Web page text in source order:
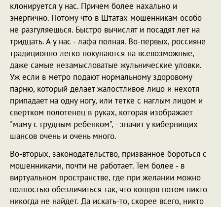
клонируется у нас. Причем более нахально и
энергично. Потому что в Штатах мошенникам особо
не разгуляешься. Быстро вычислят и посадят лет на
тридцать. А у нас - лафа полная. Во-первых, россияне
традиционно легко покупаются на всевозможные,
даже самые незамысловатые жульнические уловки.
Уж если в метро подают нормальному здоровому
парню, который делает жалостливое лицо и нехотя
припадает на одну ногу, или тетке с наглым лицом и
свертком полотенец в руках, которая изображает
"маму с грудным ребенком", - значит у кибернищих
шансов очень и очень много.
Во-вторых, законодательство, призванное бороться с
мошенниками, почти не работает. Тем более - в
виртуальном пространстве, где при желании можно
полностью обезличиться так, что концов потом никто
никогда не найдет. Да искать-то, скорее всего, никто